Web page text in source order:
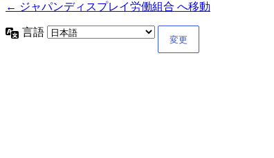
← ジャパンディスプレイ労働組合 へ移動
言語